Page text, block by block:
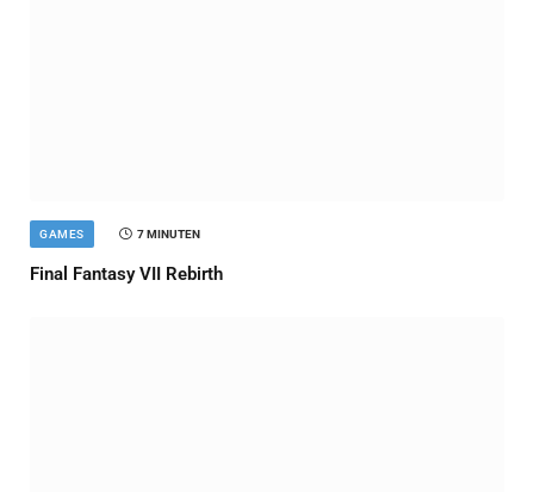
GAMES 7 MINUTEN
Final Fantasy VII Rebirth